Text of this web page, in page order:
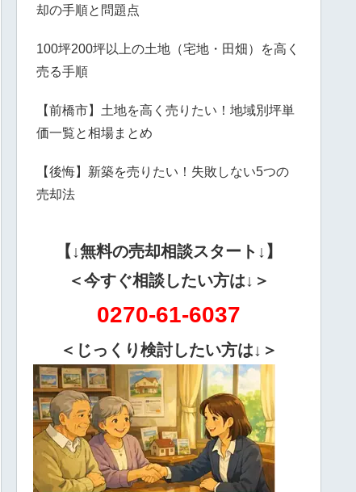
却の手順と問題点
100坪200坪以上の土地（宅地・田畑）を高く
売る手順
【前橋市】土地を高く売りたい！地域別坪単
価一覧と相場まとめ
【後悔】新築を売りたい！失敗しない5つの
売却法
【↓無料の売却相談スタート↓】
＜今すぐ相談したい方は↓＞
0270-61-6037
＜じっくり検討したい方は↓＞